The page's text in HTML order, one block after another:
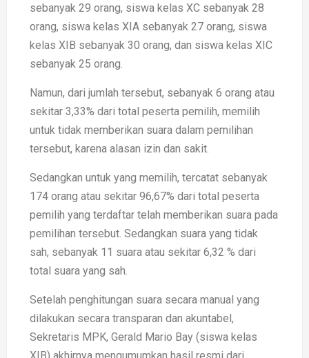
sebanyak 29 orang, siswa kelas XC sebanyak 28
orang, siswa kelas XIA sebanyak 27 orang, siswa
kelas XIB sebanyak 30 orang, dan siswa kelas XIC
sebanyak 25 orang.
Namun, dari jumlah tersebut, sebanyak 6 orang atau
sekitar 3,33% dari total peserta pemilih, memilih
untuk tidak memberikan suara dalam pemilihan
tersebut, karena alasan izin dan sakit.
Sedangkan untuk yang memilih, tercatat sebanyak
174 orang atau sekitar 96,67% dari total peserta
pemilih yang terdaftar telah memberikan suara pada
pemilihan tersebut. Sedangkan suara yang tidak
sah, sebanyak 11 suara atau sekitar 6,32 % dari
total suara yang sah.
Setelah penghitungan suara secara manual yang
dilakukan secara transparan dan akuntabel,
Sekretaris MPK, Gerald Mario Bay (siswa kelas